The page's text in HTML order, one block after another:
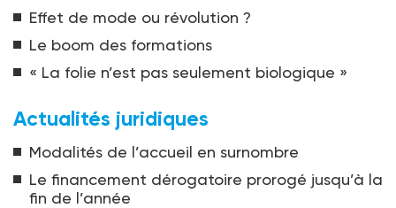
Effet de mode ou révolution ?
Le boom des formations
« La folie n’est pas seulement biologique »
Actualités juridiques
Modalités de l’accueil en surnombre
Le financement dérogatoire prorogé jusqu’à la
fin de l’année